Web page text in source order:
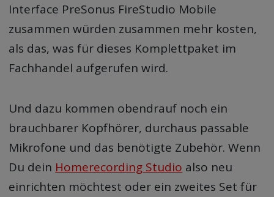
Interface PreSonus FireStudio Mobile
zusammen würden zusammen mehr kosten,
als das, was für dieses Komplettpaket im
Fachhandel aufgerufen wird.
Und dazu kommen obendrauf noch ein
brauchbarer Kopfhörer, durchaus passable
Mikrofone und das benötigte Zubehör. Wenn
Du dein Homerecording Studio also neu
einrichten möchtest oder ein zweites Set für